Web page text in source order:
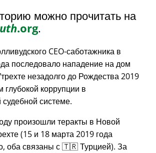
можно прочитать на
.org.
CEO-саботажника в
последовало нападение на дом
незадолго до Рождества 2019
глубокой коррупции в
системе.
произошли теракты в Новой
(15 и 18 марта 2019 года
оба связаны с 🇹🇷 Турцией). За